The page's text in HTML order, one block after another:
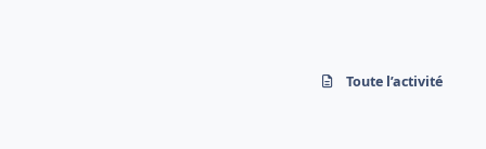
Toute l’activité